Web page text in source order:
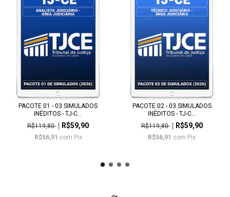
PACOTE 01 - 03 SIMULADOS
INÉDITOS - TJ-C...
R$119,80
R$59,90
R$56,91 com Pix
PACOTE 02 - 03 SIMULADOS
INÉDITOS - TJ-C...
R$119,80
R$59,90
R$56,91 com Pix